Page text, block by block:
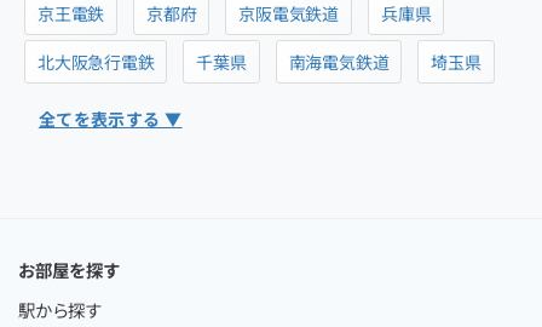
京王電鉄
京都府 京阪電気鉄道
兵庫県
北大阪急行電鉄
千葉県 南海電気鉄道 埼玉県
全てを表示する ▼
お部屋を探す
駅から探す